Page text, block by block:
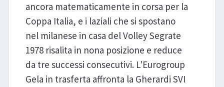
ancora matematicamente in corsa per la
Coppa Italia, e i laziali che si spostano
nel milanese in casa del Volley Segrate
1978 risalita in nona posizione e reduce
da tre successi consecutivi. L'Eurogroup
Gela in trasferta affronta la Gherardi SVI